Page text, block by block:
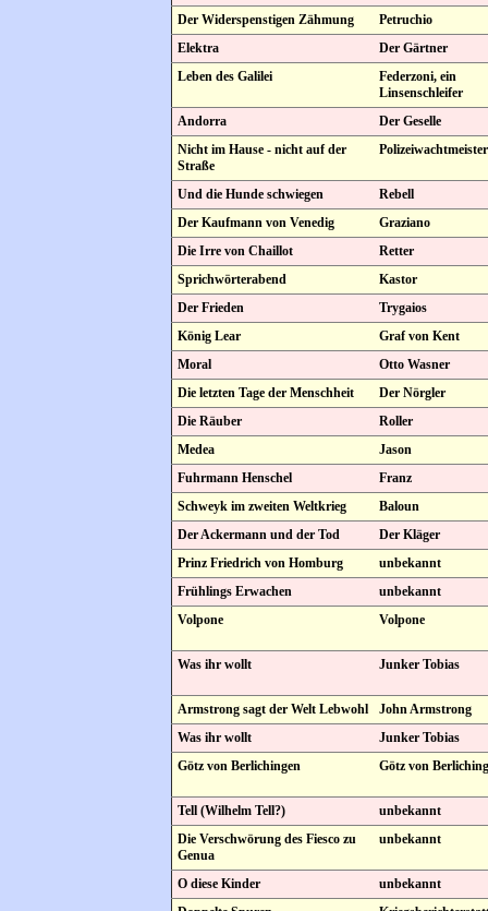
Der Widerspenstigen Zähmung
Petruchio
Elektra
Der Gärtner
Leben des Galilei
Federzoni, ein
Linsenschleifer
Andorra
Der Geselle
Nicht im Hause - nicht auf der
Straße
Polizeiwachtmeister
Und die Hunde schwiegen
Rebell
Der Kaufmann von Venedig
Graziano
Die Irre von Chaillot
Retter
Sprichwörterabend
Kastor
Der Frieden
Trygaios
König Lear
Graf von Kent
Moral
Otto Wasner
Die letzten Tage der Menschheit
Der Nörgler
Die Räuber
Roller
Medea
Jason
Fuhrmann Henschel
Franz
Schweyk im zweiten Weltkrieg
Baloun
Der Ackermann und der Tod
Der Kläger
Prinz Friedrich von Homburg
unbekannt
Frühlings Erwachen
unbekannt
Volpone
Volpone
Was ihr wollt Junker Tobias
Armstrong sagt der Welt Lebwohl
John Armstrong
Was ihr wollt
Junker Tobias
Götz von Berlichingen
Götz von
Tell (Wilhelm Tell?)
unbekannt
Die Verschwörung des Fiesco zu
Genua
unbekannt
O diese Kinder
unbekannt